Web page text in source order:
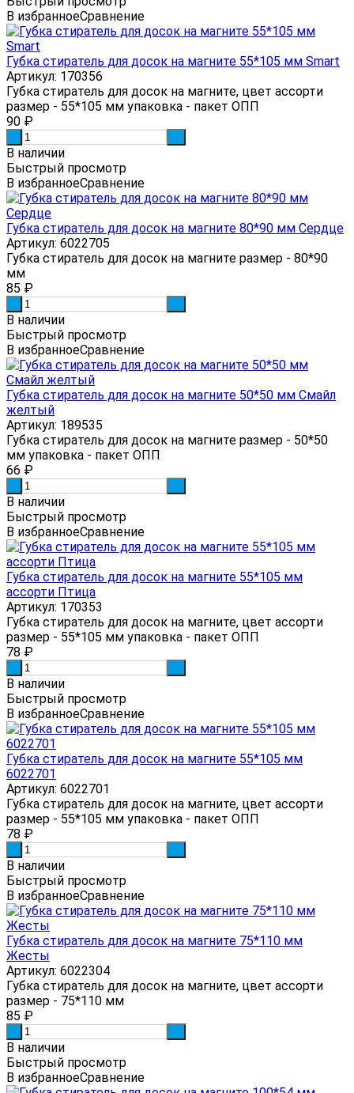
В избранноеСравнение
Губка стиратель для досок на магните 55*105 мм Smart
Артикул: 170356
Губка стиратель для досок на магните, цвет ассорти
размер - 55*105 мм упаковка - пакет ОПП
90 ₽
В наличии
Быстрый просмотр
В избранноеСравнение
Губка стиратель для досок на магните 80*90 мм Сердце
Артикул: 6022705
Губка стиратель для досок на магните размер - 80*90
мм
85 ₽
В наличии
Быстрый просмотр
В избранноеСравнение
Губка стиратель для досок на магните 50*50 мм Смайл
желтый
Артикул: 189535
Губка стиратель для досок на магните размер - 50*50
мм упаковка - пакет ОПП
66 ₽
В наличии
Быстрый просмотр
В избранноеСравнение
Губка стиратель для досок на магните 55*105 мм
ассорти Птица
Артикул: 170353
Губка стиратель для досок на магните, цвет ассорти
размер - 55*105 мм упаковка - пакет ОПП
78 ₽
В наличии
Быстрый просмотр
В избранноеСравнение
Губка стиратель для досок на магните 55*105 мм
6022701
Артикул: 6022701
Губка стиратель для досок на магните, цвет ассорти
размер - 55*105 мм упаковка - пакет ОПП
78 ₽
В наличии
Быстрый просмотр
В избранноеСравнение
Губка стиратель для досок на магните 75*110 мм
Жесты
Артикул: 6022304
Губка стиратель для досок на магните, цвет ассорти
размер - 75*110 мм
85 ₽
В наличии
Быстрый просмотр
В избранноеСравнение